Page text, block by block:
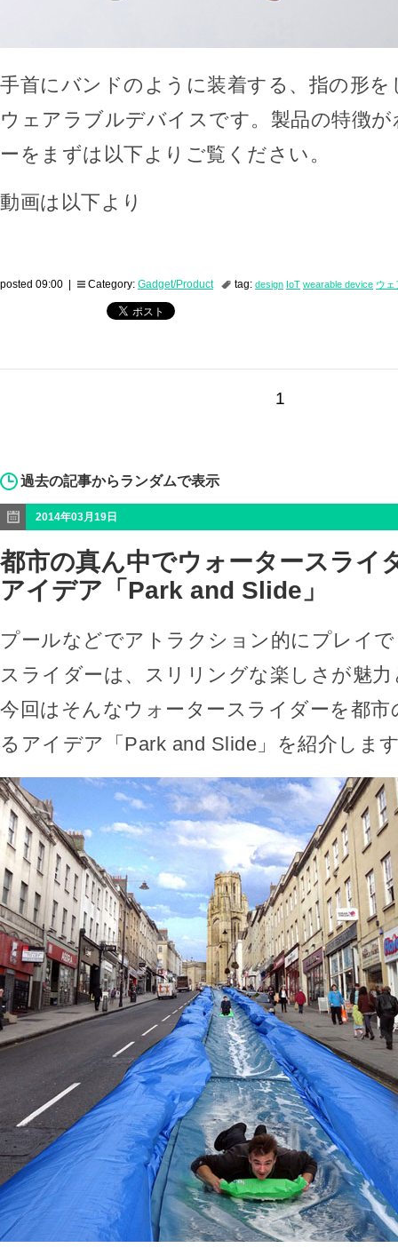
手首にバンドのように装着する、指の形
ウェアラブルデバイスです。製品の特徴
ーをまずは以下よりご覧ください。
動画は以下より
posted 09:00 | Category: Gadget/Product tag: design IoT wearable device ウェ
1
過去の記事からランダムで表示
2014年03月19日
都市の真ん中でウォータースライ
アイデア「Park and Slide」
プールなどでアトラクション的にプレイ
スライダーは、スリリングな楽しさが魅
今回はそんなウォータースライダーを都市
るアイデア「Park and Slide」を紹介しま